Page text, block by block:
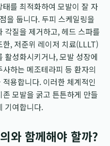
를 최적화하여 모발이 잘 자
을 둡니다. 두피 스케일링을
각질을 제거하고, 헤드 스파를
, 저준위 레이저 치료(LLLT)
활성화시키거나, 모발 성장에
하는 메조테라피 등 환자의
용합니다. 이러한 체계적인
모발을 굵고 튼튼하게 만들
기여합니다.
와 함께해야 할까?